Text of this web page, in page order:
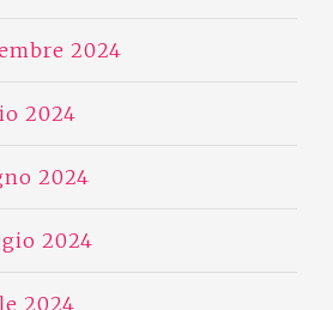
2024
2024
2024
2024
2024